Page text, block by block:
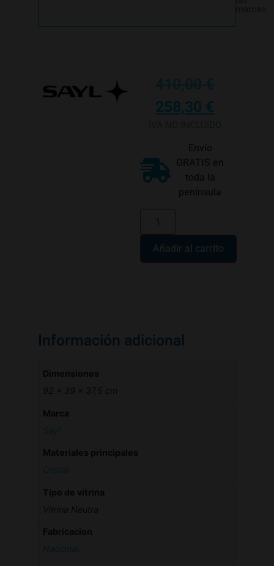
258,30 €
Añadir al carrito
Información adicional
Sayl
Cristal
Nacional